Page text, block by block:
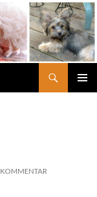
KOMMENTAR